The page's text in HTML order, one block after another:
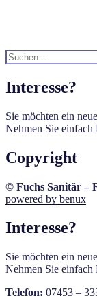
Interesse?
Sie möchten ein
Nehmen Sie
Copyright
© Fuchs Sanitär –
powered by benux
Interesse?
Sie möchten ein
Nehmen Sie
Telefon: 07453 –